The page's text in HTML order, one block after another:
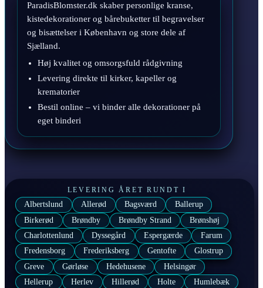
ParadisBlomster.dk skaber personlige kranse,
kistedekorationer og bårebuketter til begravelser
og bisættelser i København og store dele af
Sjælland.
Høj kvalitet og omsorgsfuld rådgivning
Levering direkte til kirker, kapeller og
krematorier
Bestil online – vi binder alle dekorationer på
eget binderi
LEVERING ÅRET RUNDT I
Albertslund Allerød Bagsværd
Ballerup
Birkerød
Brøndby Brøndby Strand
Brønshøj
Charlottenlund
Dyssegård Espergærde
Farum
Fredensborg
Frederiksberg Gentofte
Glostrup
Greve
Gørløse Hedehusene
Helsingør
Hellerup
Herlev Hillerød Holte
Humlebæk